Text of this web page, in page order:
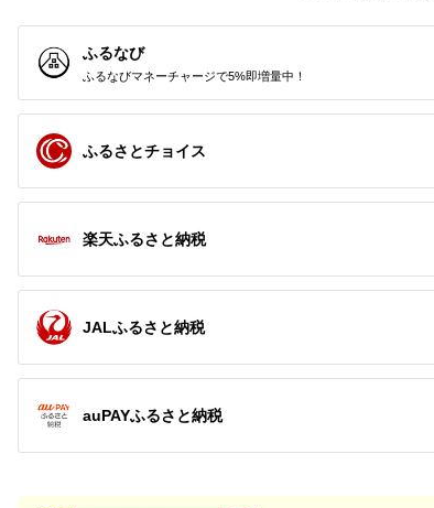
出典：ふるさとチョイ
【産地直送】 訳あり
200g × 5袋 小分け パ
ック イワシ 干し 乾物
5.0
出典：ふるさとチョイ
瀬戸内産 ちりめん山
5.0
天日干し 特上ちりめ
ふるなび
ふるなびマネーチャージで5%即増量中！
ふるさとチョイス
楽天ふるさと納税
JALふるさと納税
auPAYふるさと納税